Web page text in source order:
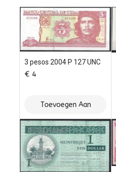
3 pesos 2004 P 127 UNC
€ 4
Toevoegen Aan
Winkelwagen